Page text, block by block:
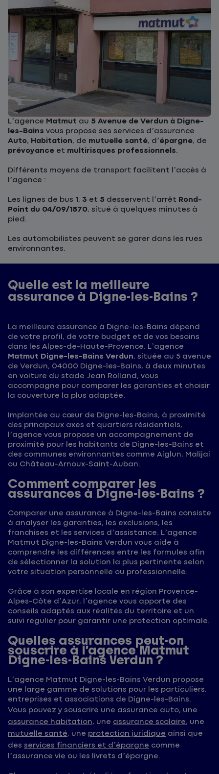
L’agence Matmut au 5 Avenue de Verdun à Digne-
les-Bains vous propose ses services d’assurance
Auto, Habitation, de mutuelle santé, d’épargne, de
prévoyance et multirisques professionnels.
Différents moyens de transport facilitent l’accès à
l’agence :
Les lignes de bus 1, 3 et 5 desservent l’arrêt Rond-
Point du 04/09/1870, situé à quelques minutes à
pied.
Les automobilistes peuvent se garer dans les rues
environnantes.
Quelle est la meilleure
assurance à Digne-les-Bains ?
La meilleure assurance à Digne-les-Bains dépend
de votre profil, de votre budget et de vos besoins
dans les Alpes-de-Haute-Provence. L’agence
Matmut Digne-les-Bains Verdun, située au 5 avenue
de Verdun, 04000 Digne-les-Bains, à deux minutes
en voiture du stade Jean Rolland, vous
accompagne pour comparer les garanties et choisir
la couverture la plus adaptée.
Implantée au cœur de Digne-les-Bains, à proximité
des principaux axes et quartiers résidentiels,
l’agence vous propose un accompagnement de
proximité pour les habitants de Digne-les-Bains et
des communes environnantes comme Aiglun, Malijai
ou Château-Arnoux-Saint-Auban.
Comment comparer les
assurances à Digne-les-Bains ?
Comparer une assurance à Digne-les-Bains consiste
à analyser les garanties, les exclusions, les
franchises et les services d’assistance. L’agence
Matmut Digne-les-Bains Verdun vous aide à
comprendre les différences entre les formules afin
de sélectionner la solution la plus pertinente selon
votre situation personnelle ou professionnelle.
Grâce à son expertise locale en région Provence-
Alpes-Côte d’Azur, l’agence vous apporte des
conseils adaptés aux réalités du territoire et un
suivi régulier pour garantir une protection optimale.
Quelles assurances peut-on
souscrire à l’agence Matmut
Digne-les-Bains Verdun ?
L’agence Matmut Digne-les-Bains Verdun propose
une large gamme de solutions pour les particuliers,
entreprises et associations de Digne-les-Bains.
Vous pouvez y souscrire une assurance auto, une
assurance habitation, une assurance scolaire, une
mutuelle santé, une protection juridique ainsi que
des services financiers et d’épargne comme
l’assurance vie ou les livrets d’épargne.